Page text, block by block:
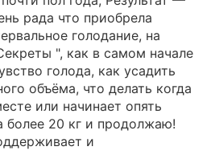
рада что приобрела
голодание, на
", как в самом начале
голода, как усадить
объёма, что делать когда
или начинает опять
более 20 кг и продолжаю!
и